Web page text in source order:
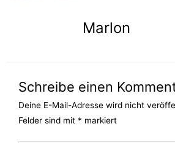
Marlon
Schreibe einen
Deine E-Mail-Adresse wird nicht
Felder sind mit * markiert